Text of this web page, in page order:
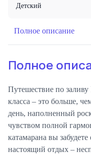
Детский
Полное описание
Полное
Путешествие по
класса – это больше,
день, наполненный
чувством полной
катамарана вы забудете
настоящий отдых –